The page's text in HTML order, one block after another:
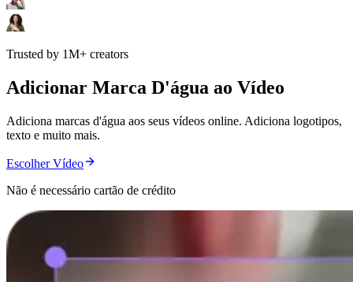
Trusted by 1M+ creators
Adicionar Marca D'água ao Vídeo
Adiciona marcas d'água aos seus vídeos online. Adiciona logotipos,
texto e muito mais.
Escolher Vídeo
Não é necessário cartão de crédito